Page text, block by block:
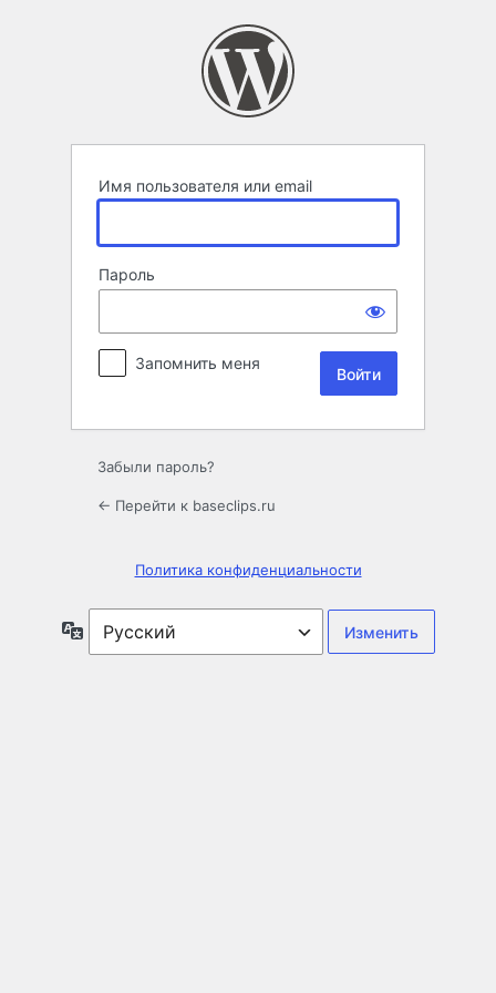
Имя пользователя или email
Пароль
Запомнить меня
Забыли пароль?
← Перейти к baseclips.ru
Политика конфиденциальности
Язык